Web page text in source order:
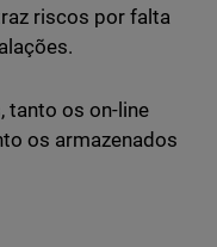
riscos por falta
tanto os on-line
os armazenados